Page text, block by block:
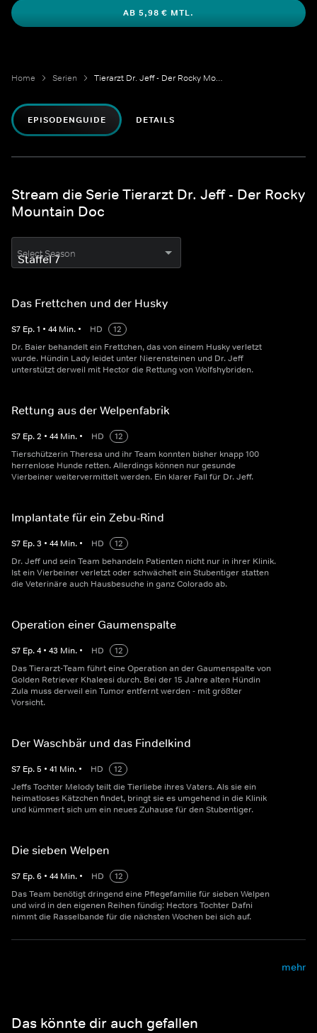
AB 5,98 € MTL.
Home Serien Tierarzt Dr. Jeff - Der Rocky Mountain Doc
EPISODENGUIDE DETAILS
Stream die Serie Tierarzt Dr. Jeff - Der Rocky
Mountain Doc
Select Season
Das Frettchen und der Husky
S7 Ep.1 • 44 Min. • HD
12
Dr. Baier behandelt ein Frettchen, das von einem Husky verletzt
wurde. Hündin Lady leidet unter Nierensteinen und Dr. Jeff
unterstützt derweil mit Hector die Rettung von Wolfshybriden.
Rettung aus der Welpenfabrik
S7 Ep.2 • 44 Min. • HD
12
Tierschützerin Theresa und ihr Team konnten bisher knapp 100
herrenlose Hunde retten. Allerdings können nur gesunde
Vierbeiner weitervermittelt werden. Ein klarer Fall für Dr. Jeff.
Implantate für ein Zebu-Rind
S7 Ep.3 • 44 Min. • HD
12
Dr. Jeff und sein Team behandeln Patienten nicht nur in ihrer Klinik.
Ist ein Vierbeiner verletzt oder schwächelt ein Stubentiger statten
die Veterinäre auch Hausbesuche in ganz Colorado ab.
Operation einer Gaumenspalte
S7 Ep.4 • 43 Min. • HD
12
Das Tierarzt-Team führt eine Operation an der Gaumenspalte von
Golden Retriever Khaleesi durch. Bei der 15 Jahre alten Hündin
Zula muss derweil ein Tumor entfernt werden - mit größter
Vorsicht.
Der Waschbär und das Findelkind
S7 Ep.5 • 41 Min. • HD
12
Jeffs Tochter Melody teilt die Tierliebe ihres Vaters. Als sie ein
heimatloses Kätzchen findet, bringt sie es umgehend in die Klinik
und kümmert sich um ein neues Zuhause für den Stubentiger.
Die sieben Welpen
S7 Ep.6 • 44 Min. • HD
12
Das Team benötigt dringend eine Pflegefamilie für sieben Welpen
und wird in den eigenen Reihen fündig: Hectors Tochter Dafni
nimmt die Rasselbande für die nächsten Wochen bei sich auf.
mehr
Das könnte dir auch gefallen